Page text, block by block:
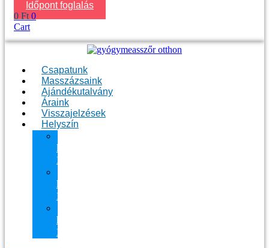
Időpont foglalás
0 Ft 0
Cart
Csapatunk
Masszázsaink
Ajándékutalvány
Áraink
Visszajelzések
Helyszín
kerület
Masszázs
kerület
Masszázs
házhoz
Budapesten